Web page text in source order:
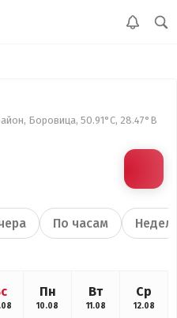
Боровица, 50.91°С, 28.47°В
По часам
Пн
10.08
Вт
11.08
Ср
12.08